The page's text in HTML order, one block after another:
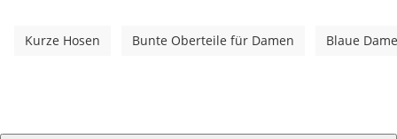
Kurze Hosen Bunte Oberteile für Damen Blaue